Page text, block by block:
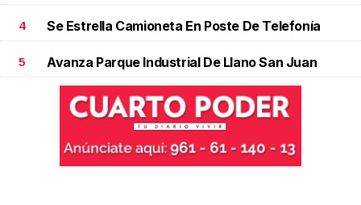
4 Se Estrella Camioneta En Poste De Telefonía
5 Avanza Parque Industrial De Llano San Juan